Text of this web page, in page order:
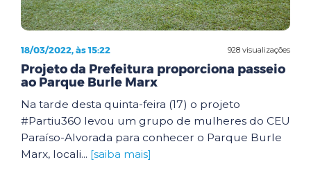
928 visualizações
18/03/2022, às 15:22
Projeto da Prefeitura proporciona passeio
ao Parque Burle Marx
Na tarde desta quinta-feira (17) o projeto
#Partiu360 levou um grupo de mulheres do CEU
Paraíso-Alvorada para conhecer o Parque Burle
Marx, locali... [saiba mais]